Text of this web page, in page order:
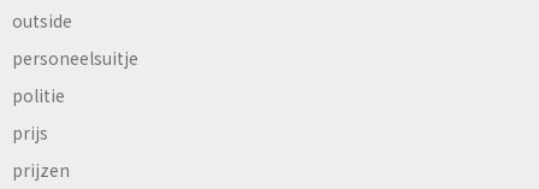
outside
personeelsuitje
politie
prijs
prijzen